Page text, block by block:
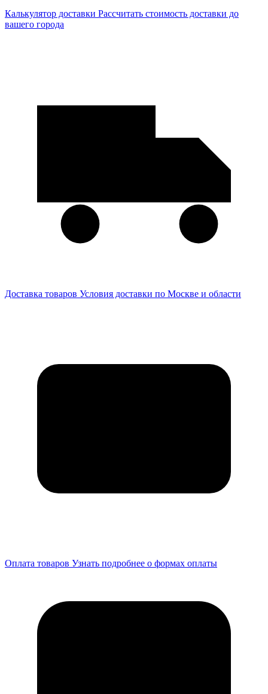
Калькулятор доставки Рассчитать стоимость доставки до
вашего города
Доставка товаров Условия доставки по Москве и области
Оплата товаров Узнать подробнее о формах оплаты